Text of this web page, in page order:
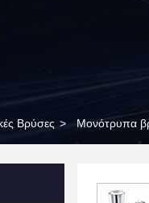
Βρύσες > Μονότρυπα